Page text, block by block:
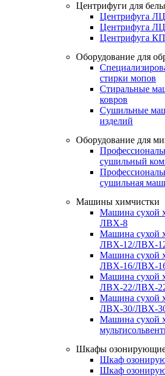
Центрифуги для
Центрифуга
Центрифуга
Центрифуга
Оборудование для
стирки мопов
Стиральные
ковров
Сушильные
изделий
Оборудование для
сушильный
сушильная
Машины химчистки
Машина сухой
ЛВХ-8
Машина сухой
ЛВХ-12/ЛВХ-
Машина сухой
ЛВХ-16/ЛВХ-
Машина сухой
ЛВХ-22/ЛВХ-
Машина сухой
ЛВХ-30/ЛВХ-
Машина сухой
Шкафы
Шкаф
Шкаф